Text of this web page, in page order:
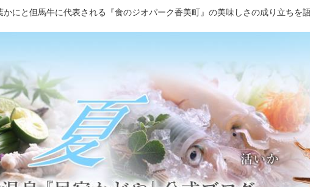
かにと但馬牛に代表される『食のジオパーク香美町』の美味しさの成り立ちを